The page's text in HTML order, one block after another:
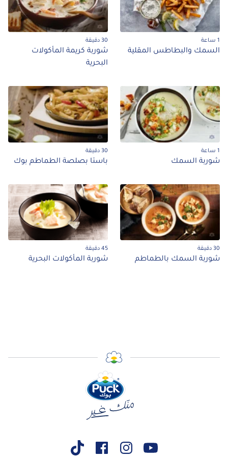
1 ساعة
السمك والبطاطس المقلية
30 دقيقة
شوربة كريمة المأكولات
البحرية
1 ساعة
شوربة السمك
30 دقيقة
باستا بصلصة الطماطم بوك
30 دقيقة
شوربة السمك بالطماطم
45 دقيقة
شوربة المأكولات البحرية